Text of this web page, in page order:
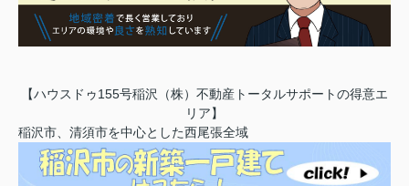
【ハウスドゥ155号稲沢（株）不動産トータルサポートの得意エ
リア】
稲沢市、清須市を中心とした西尾張全域